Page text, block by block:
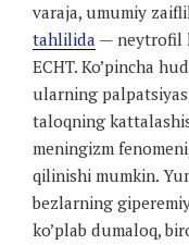
varaja, umumiy
tahlilida — neytrofil
ECHT. Ko’pincha
ularning
taloqning
meningizm
qilinishi mumkin.
bezlarning
ko’plab dumaloq,